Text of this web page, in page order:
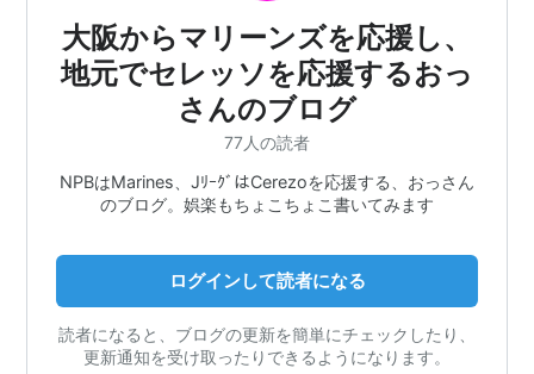
大阪からマリーンズを応援し、
地元でセレッソを応援するおっ
さんのブログ
77人の読者
NPBはMarines、JﾘｰｸﾞはCerezoを応援する、おっさん
のブログ。娯楽もちょこちょこ書いてみます
ログインして読者になる
読者になると、ブログの更新を簡単にチェックしたり、
更新通知を受け取ったりできるようになります。